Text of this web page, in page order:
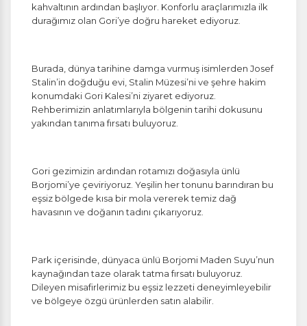
kahvaltının ardından başlıyor. Konforlu araçlarımızla ilk
durağımız olan Gori’ye doğru hareket ediyoruz.
Burada, dünya tarihine damga vurmuş isimlerden Josef
Stalin’in doğduğu evi, Stalin Müzesi’ni ve şehre hakim
konumdaki Gori Kalesi’ni ziyaret ediyoruz.
Rehberimizin anlatımlarıyla bölgenin tarihi dokusunu
yakından tanıma fırsatı buluyoruz.
Gori gezimizin ardından rotamızı doğasıyla ünlü
Borjomi’ye çeviriyoruz. Yeşilin her tonunu barındıran bu
eşsiz bölgede kısa bir mola vererek temiz dağ
havasının ve doğanın tadını çıkarıyoruz.
Park içerisinde, dünyaca ünlü Borjomi Maden Suyu’nun
kaynağından taze olarak tatma fırsatı buluyoruz.
Dileyen misafirlerimiz bu eşsiz lezzeti deneyimleyebilir
ve bölgeye özgü ürünlerden satın alabilir.